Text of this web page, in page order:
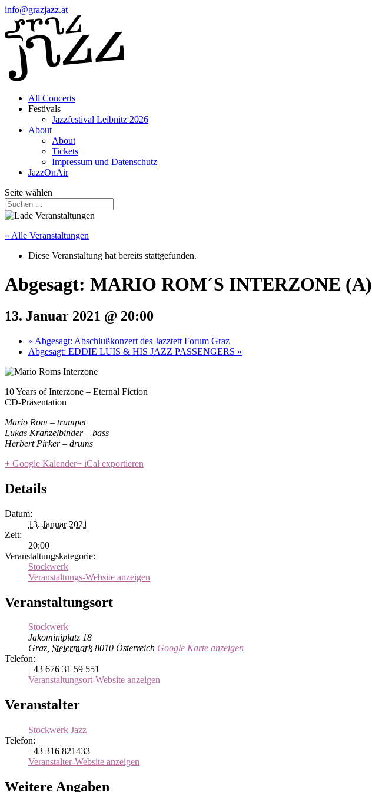
info@grazjazz.at
All Concerts
Festivals
Jazzfestival Leibnitz 2026
About
About
Tickets
Impressum und Datenschutz
JazzOnAir
Seite wählen
« Alle Veranstaltungen
Diese Veranstaltung hat bereits stattgefunden.
Abgesagt: MARIO ROM´S INTERZONE (A)
13. Januar 2021 @ 20:00
« Abgesagt: Abschlußkonzert des Jazztett Forum Graz
Abgesagt: EDDIE LUIS & HIS JAZZ PASSENGERS »
10 Years of Interzone – Eternal Fiction
CD-Präsentation
Mario Rom – trumpet
Lukas Kranzelbinder – bass
Herbert Pirker – drums
+ Google Kalender+ iCal exportieren
Details
Datum:
13. Januar 2021
Zeit:
20:00
Veranstaltungskategorie:
Stockwerk
Veranstaltungs-Website anzeigen
Veranstaltungsort
Stockwerk
Jakominiplatz 18
Graz, Steiermark 8010 Österreich Google Karte anzeigen
Telefon:
+43 676 31 59 551
Veranstaltungsort-Website anzeigen
Veranstalter
Stockwerk Jazz
Telefon:
+43 316 821433
Veranstalter-Website anzeigen
Weitere Angaben